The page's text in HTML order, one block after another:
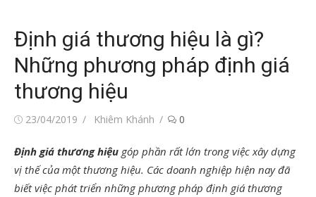
Định giá thương hiệu là gì?
Những phương pháp định giá
thương hiệu
Đăng23/04/2019
Tác
Khiêm Khánh 0
Định giá thương hiệu góp phần rất lớn trong việc xây dựng
vị thế của một thương hiệu. Các doanh nghiệp hiện nay đã
biết việc phát triển những phương pháp định giá thương